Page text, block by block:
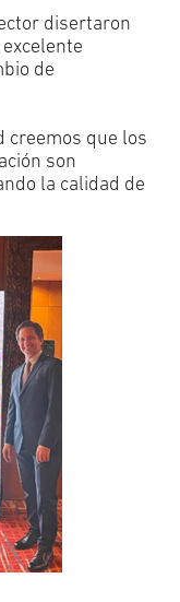
disertaron
de
creemos que los
son
la calidad de